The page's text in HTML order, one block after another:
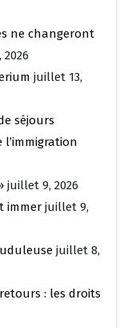
ne changeront
juillet 13,
séjours
juillet 9, 2026
immer juillet 9,
juillet 8,
: les droits